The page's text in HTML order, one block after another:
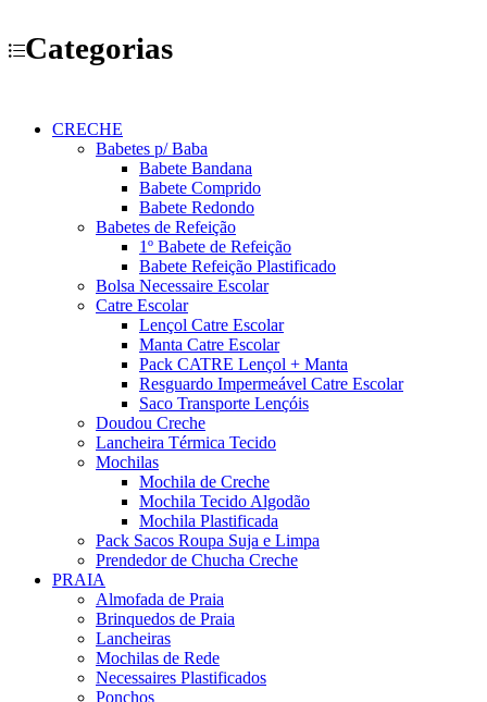
Categorias
CRECHE
Babetes p/ Baba
Babete Bandana
Babete Comprido
Babete Redondo
Babetes de Refeição
1º Babete de Refeição
Babete Refeição Plastificado
Bolsa Necessaire Escolar
Catre Escolar
Lençol Catre Escolar
Manta Catre Escolar
Pack CATRE Lençol + Manta
Resguardo Impermeável Catre Escolar
Saco Transporte Lençóis
Doudou Creche
Lancheira Térmica Tecido
Mochilas
Mochila de Creche
Mochila Tecido Algodão
Mochila Plastificada
Pack Sacos Roupa Suja e Limpa
Prendedor de Chucha Creche
PRAIA
Almofada de Praia
Brinquedos de Praia
Lancheiras
Mochilas de Rede
Necessaires Plastificados
Ponchos